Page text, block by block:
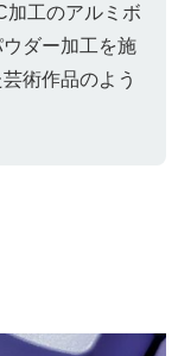
加工のアルミボ
ダー加工を施
術作品のよう